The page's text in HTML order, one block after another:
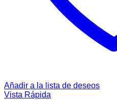
Añadir a la lista de deseos
Vista Rápida